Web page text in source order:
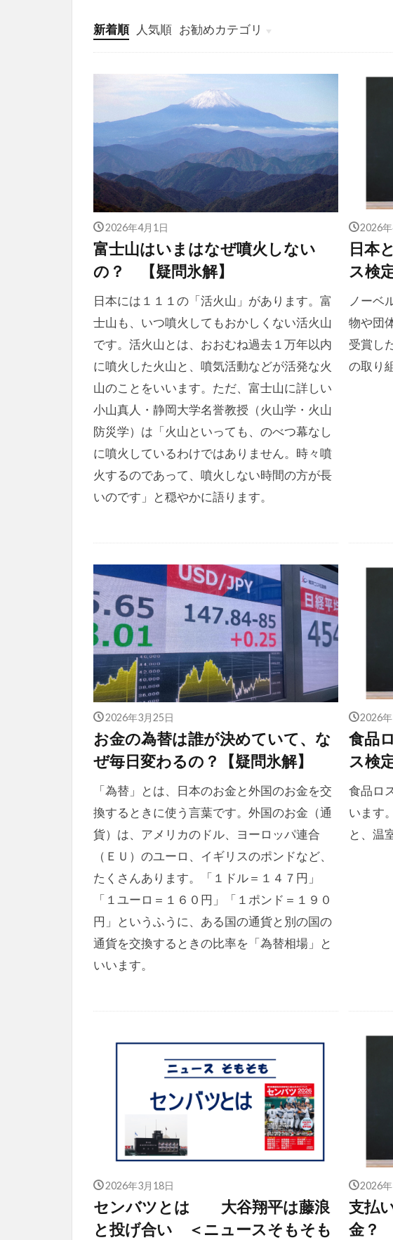
新着順 人気順 お勧めカテゴリ
投稿
学び
マンガ
電子書籍
2026年4月1日
富士山はいまはなぜ噴火しない
の？ 【疑問氷解】
日本には１１１の「活火山」があります。富
士山も、いつ噴火してもおかしくない活火山
です。活火山とは、おおむね過去１万年以内
に噴火した火山と、噴気活動などが活発な火
山のことをいいます。ただ、富士山に詳しい
小山真人・静岡大学名誉教授（火山学・火山
防災学）は「火山といっても、のべつ幕なし
に噴火しているわけではありません。時々噴
火するのであって、噴火しない時間の方が長
いのです」と穏やかに語ります。
2026
日本
ス検
ノーベ
物や団
受賞し
の取り
2026年3月25日
お金の為替は誰が決めていて、な
ぜ毎日変わるの？【疑問氷解】
「為替」とは、日本のお金と外国のお金を交
換するときに使う言葉です。外国のお金（通
貨）は、アメリカのドル、ヨーロッパ連合
（ＥＵ）のユーロ、イギリスのポンドなど、
たくさんあります。「１ドル＝１４７円」
「１ユーロ＝１６０円」「１ポンド＝１９０
円」というふうに、ある国の通貨と別の国の
通貨を交換するときの比率を「為替相場」と
いいます。
2026
食品
ス検
食品ロ
います
と、温
2026年3月18日
センバツとは 大谷翔平は藤浪
と投げ合い ＜ニュースそもそも
2026
支払
金？